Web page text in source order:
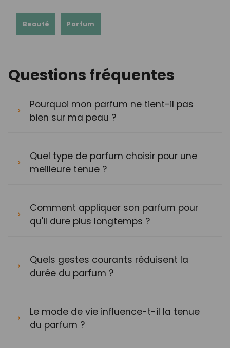
Beauté Parfum
Questions fréquentes
Pourquoi mon parfum ne tient-il pas
bien sur ma peau ?
Quel type de parfum choisir pour une
meilleure tenue ?
Comment appliquer son parfum pour
qu'il dure plus longtemps ?
Quels gestes courants réduisent la
durée du parfum ?
Le mode de vie influence-t-il la tenue
du parfum ?